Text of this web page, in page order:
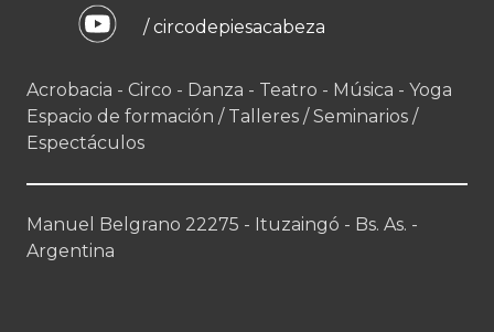
/ circodepiesacabeza
Acrobacia - Circo - Danza - Teatro - Música - Yoga
Espacio de formación / Talleres / Seminarios /
Espectáculos
Manuel Belgrano 22275 - Ituzaingó - Bs. As. -
Argentina